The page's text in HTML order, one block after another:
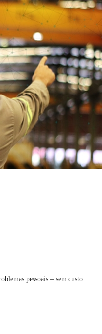
pessoais – sem custo.